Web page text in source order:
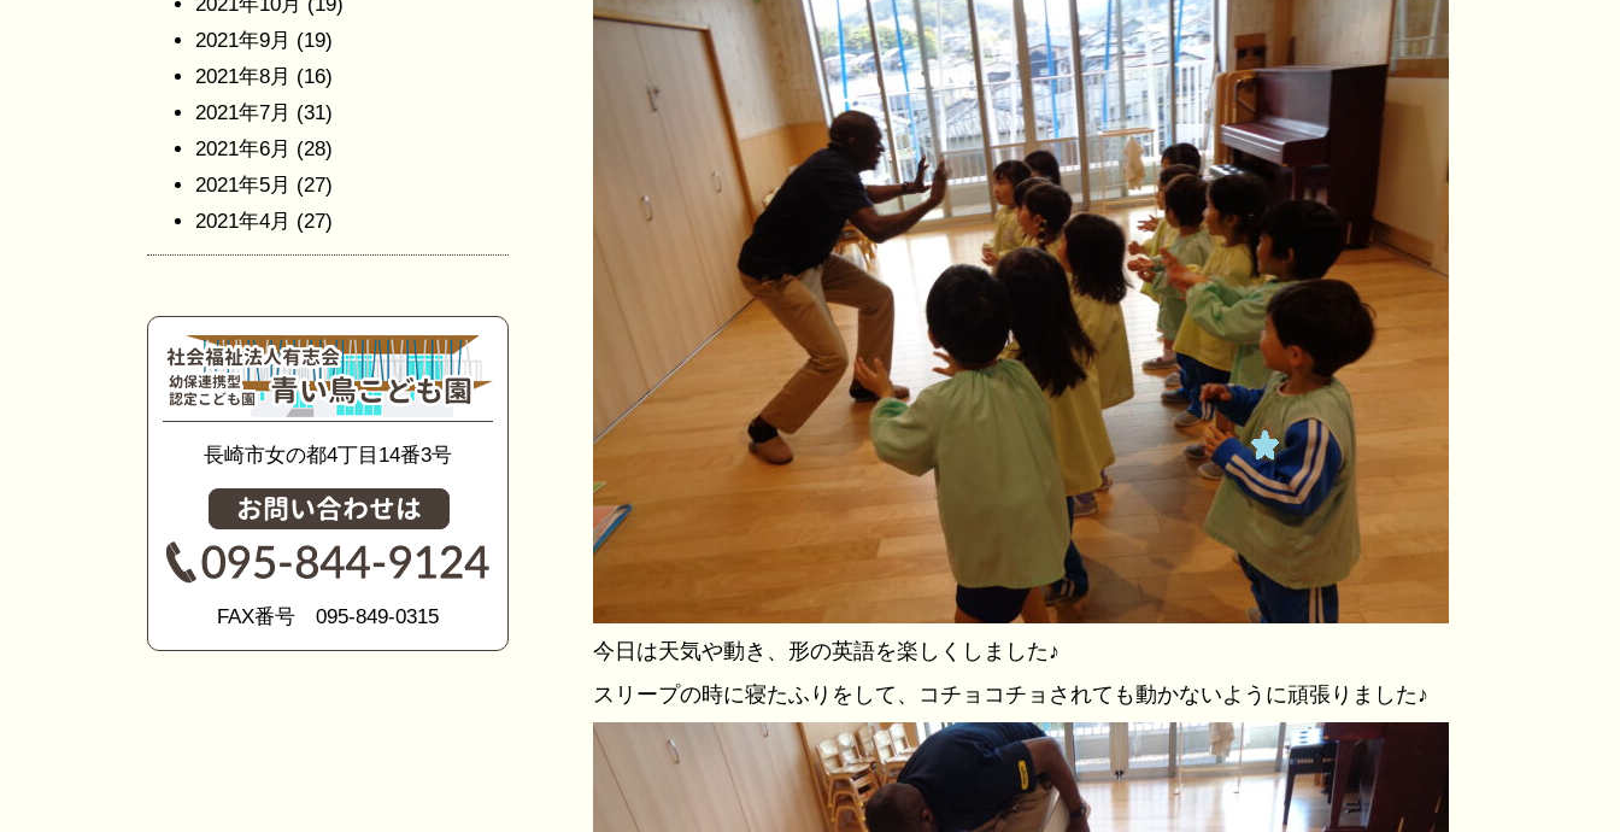
今日は天気や動き、形の英語を楽しくしました♪
スリープの時に寝たふりをして、コチョコチョされても動かないように頑張りました♪
2021年9月 (19)
2021年8月 (16)
2021年7月 (31)
2021年6月 (28)
2021年5月 (27)
2021年4月 (27)
長崎市女の都4丁目14番3号
FAX番号 095-849-0315